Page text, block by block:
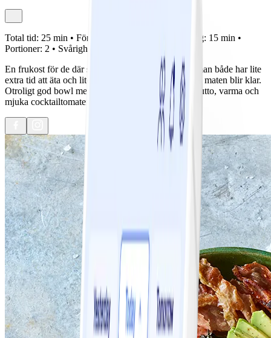
Total tid: 25 min • Förberedelse: Tillagning: 15 min •
Portioner: 2 • Svårighetsgrad:
En frukost för de där speciella helgmorgnarna när man både har lite
extra tid att äta och lite extra tålamod att vänta på att maten blir klar.
Otroligt god bowl med stekt grönkål, krispig prosciutto, varma och
mjuka cocktailtomater, pocherat ägg och avokado.